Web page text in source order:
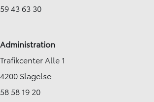
59 43 63 30
Administration
Trafikcenter Alle 1
4200 Slagelse
58 58 19 20